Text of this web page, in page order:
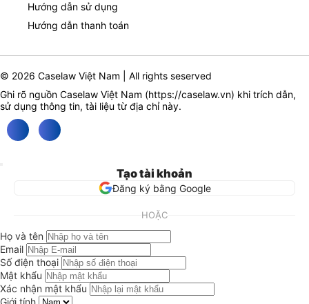
Hướng dẫn sử dụng
Hướng dẫn thanh toán
© 2026 Caselaw Việt Nam | All rights seserved
Ghi rõ nguồn Caselaw Việt Nam (https://caselaw.vn) khi trích dẫn,
sử dụng thông tin, tài liệu từ địa chỉ này.
Tạo tài khoản
Đăng ký bằng Google
HOẶC
Họ và tên
Email
Số điện thoại
Mật khẩu
Xác nhận mật khẩu
Giới tính